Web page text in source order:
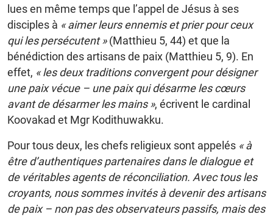
lues en même temps que l’appel de Jésus à ses
disciples à « aimer leurs ennemis et prier pour ceux
qui les persécutent »(Matthieu 5, 44) et que la
bénédiction des artisans de paix (Matthieu 5, 9). En
effet, « les deux traditions convergent pour désigner
une paix vécue – une paix qui désarme les cœurs
avant de désarmer les mains », écrivent le cardinal
Koovakad et Mgr Kodithuwakku.
Pour tous deux, les chefs religieux sont appelés « à
être d’authentiques partenaires dans le dialogue et
de véritables agents de réconciliation. Avec tous les
croyants, nous sommes invités à devenir des artisans
de paix – non pas des observateurs passifs, mais des